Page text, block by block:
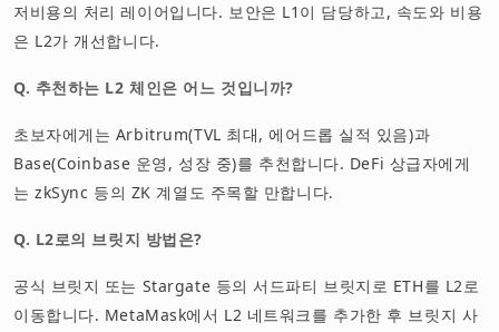
저비용의 처리 레이어입니다. 보안은 L1이 담당하고, 속도와 비용
은 L2가 개선합니다.
Q. 추천하는 L2 체인은 어느 것입니까?
초보자에게는 Arbitrum(TVL 최대, 에어드롭 실적 있음)과
Base(Coinbase 운영, 성장 중)를 추천합니다. DeFi 상급자에게
는 zkSync 등의 ZK 계열도 주목할 만합니다.
Q. L2로의 브릿지 방법은?
공식 브릿지 또는 Stargate 등의 서드파티 브릿지로 ETH를 L2로
이동합니다. MetaMask에서 L2 네트워크를 추가한 후 브릿지 사